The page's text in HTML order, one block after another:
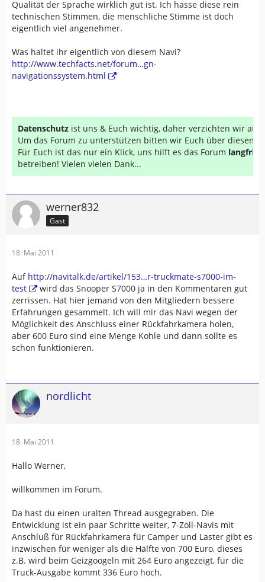
Qualität der Sprache wirklich gut ist. Ich hasse diese rein
technischen Stimmen, die menschliche Stimme ist doch
eigentlich viel angenehmer.
Was haltet ihr eigentlich von diesem Navi?
http://www.techfacts.net/forum…gn-
navigationssystem.html
Datenschutz ist uns & Euch wichtig, daher verzichten wir auf
Um das Forum zu unterstützen bitten wir Euch über diesen
Für Euch ist das nur ein Klick, uns hilft es das Forum
betreiben! Vielen vielen Dank...
werner832
Gast
18. Mai 2011
Auf http://navitalk.de/artikel/153…r-truckmate-s7000-im-
test
wird das Snooper S7000 ja in den Kommentaren gut
zerrissen. Hat hier jemand von den Mitgliedern bessere
Erfahrungen gesammelt. Ich will mir das Navi wegen der
Möglichkeit des Anschluss einer Rückfahrkamera holen,
aber 600 Euro sind eine Menge Kohle und dann sollte es
schon funktionieren.
nordlicht
18. Mai 2011
Hallo Werner,
willkommen im Forum.
Da hast du einen uralten Thread ausgegraben. Die
Entwicklung ist ein paar Schritte weiter, 7-Zoll-Navis mit
Anschluß für Rückfahrkamera für Camper und Laster gibt es
inzwischen für weniger als die Hälfte von 700 Euro, dieses
z.B. wird beim Geizgoogeln mit 264 Euro angezeigt, für die
Truck-Ausgabe kommt 336 Euro hoch.